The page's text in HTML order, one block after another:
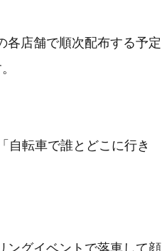
各店舗で順次配布する予定
自転車で誰とどこに行き
ングイベントで落車して顔